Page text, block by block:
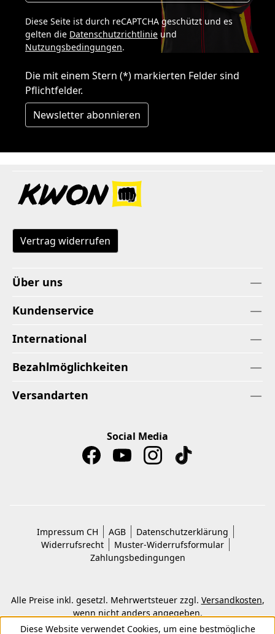
Diese Seite ist durch reCAPTCHA geschützt und es
gelten die Datenschutzrichtlinie und
Nutzungsbedingungen.
Die mit einem Stern (*) markierten Felder sind
Pflichtfelder.
Newsletter abonnieren
Vertrag widerrufen
Über uns
Kundenservice
International
Bezahlmöglichkeiten
Versandarten
Social Media
Impressum CH AGB
Datenschutzerklärung
Widerrufsrecht
Muster-Widerrufsformular
Zahlungsbedingungen
Alle Preise inkl. gesetzl. Mehrwertsteuer zzgl. Versandkosten,
wenn nicht anders angegeben.
© 2026 Copyright © Kwon KG. Alle Rechte vorbehalten.
Diese Website verwendet Cookies, um eine bestmögliche